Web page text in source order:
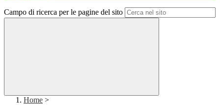
Campo di ricerca per le pagine del sito
Home >